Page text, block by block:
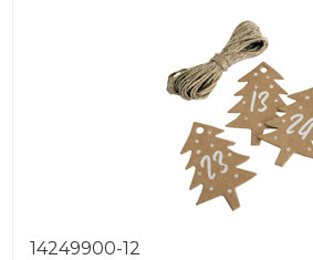
14249900-12